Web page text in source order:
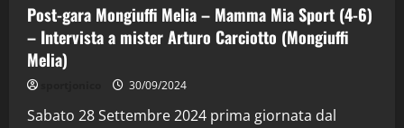
Post-gara Mongiuffi Melia – Mamma Mia Sport (4-6)
– Intervista a mister Arturo Carciotto (Mongiuffi
Melia)
30/09/2024
Sabato 28 Settembre 2024 prima giornata dal
“SportEmpire” in Podcast: 29^ Puntata
(Martedi 28 Aprile 2026)